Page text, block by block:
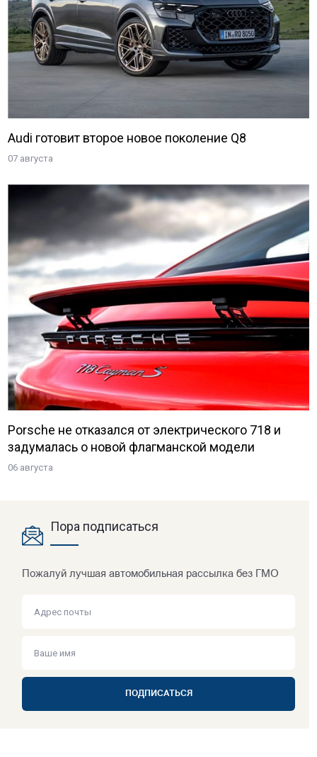
Audi готовит второе новое поколение Q8
07 августа
Porsche не отказался от электрического 718 и
задумалась о новой флагманской модели
06 августа
Пора подписаться
Пожалуй лучшая автомобильная рассылка без ГМО
ПОДПИСАТЬСЯ